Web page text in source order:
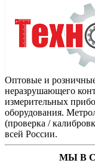
Оптовые и
неразрушающего
измерительных
оборудования.
(проверка /
всей России.
МЫ В